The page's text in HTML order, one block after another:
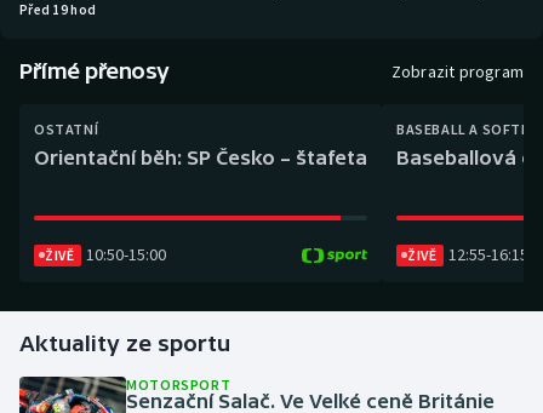
Dostihy
Futsal
Gymnastika
Před 19 hod
Přímé přenosy Zobrazit program
OSTATNÍ
Orientační běh: SP Česko – štafeta
ŽIVĚ 10:50-15:00
BASEBALL A
Baseballová
ŽIVĚ 12:55-16:15
Aktuality ze sportu
MOTORSPORT
Senzační Salač. Ve Velké ceně Británie